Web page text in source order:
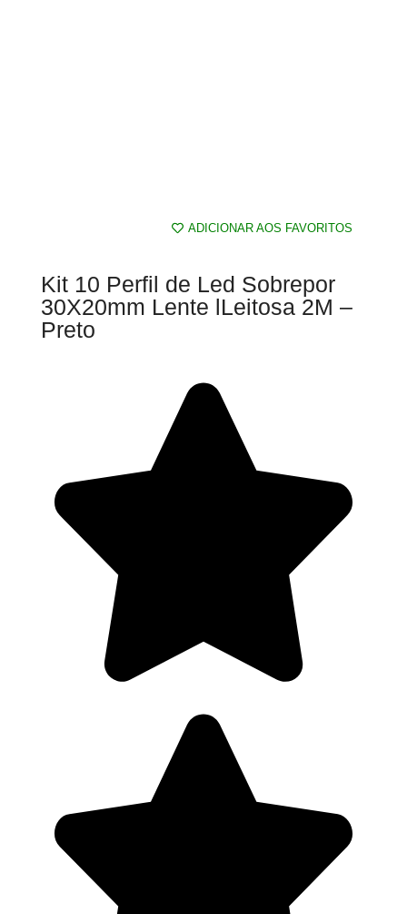
ADICIONAR AOS FAVORITOS
Kit 10 Perfil de Led Sobrepor
30X20mm Lente lLeitosa 2M –
Preto